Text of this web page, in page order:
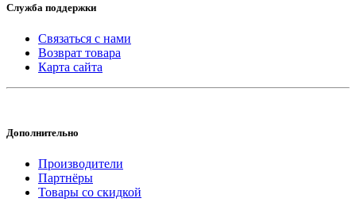
Служба поддержки
Связаться с нами
Возврат товара
Карта сайта
Дополнительно
Производители
Партнёры
Товары со скидкой